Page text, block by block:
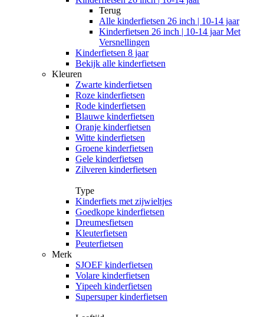
Terug
Alle kinderfietsen 26 inch | 10-14 jaar
Kinderfietsen 26 inch | 10-14 jaar Met
Versnellingen
Kinderfietsen 8 jaar
Bekijk alle kinderfietsen
Kleuren
Zwarte kinderfietsen
Roze kinderfietsen
Rode kinderfietsen
Blauwe kinderfietsen
Oranje kinderfietsen
Witte kinderfietsen
Groene kinderfietsen
Gele kinderfietsen
Zilveren kinderfietsen
Type
Kinderfiets met zijwieltjes
Goedkope kinderfietsen
Dreumesfietsen
Kleuterfietsen
Peuterfietsen
Merk
SJOEF kinderfietsen
Volare kinderfietsen
Yipeeh kinderfietsen
Supersuper kinderfietsen